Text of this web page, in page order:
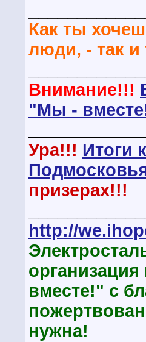
Как ты
люди, - так
Внимание!!!
"Мы -
Ура!!! Итоги
призерах!!!
http://
вместе!" с
нужна!